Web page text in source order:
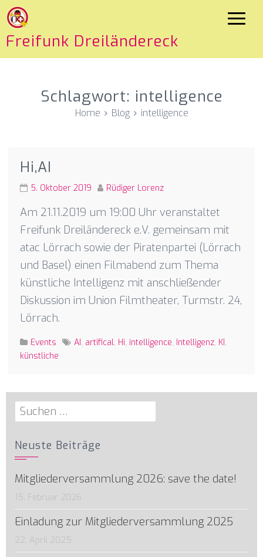
Freifunk Dreiländereck
Schlagwort: intelligence
Home Blog intelligence
Hi,AI
5. Oktober 2019 Rüdiger Lorenz
Am 21.11.2019 um 19:00 Uhr veranstaltet
Freifunk Dreiländereck e.V. gemeinsam mit
atac Lörrach sowie der Piratenpartei (Lörrach
und Basel) einen Filmabend zum Thema
künstliche Intelligenz mit anschließender
Diskussion im Union Filmtheater, Turmstr. 24,
Lörrach.
Events AI, artifical, Hi, intelligence, Intelligenz, KI,
künstliche
Suchen
Neuste Beiträge
Mitgliederversammlung 2026: save the date!
15. Februar 2026
Einladung zur Mitgliederversammlung 2025
22. April 2025